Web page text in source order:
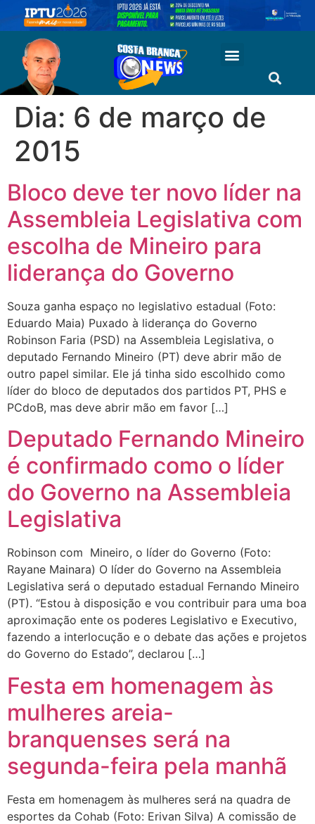
Dia: 6 de março de
2015
Bloco deve ter novo líder na
Assembleia Legislativa com
escolha de Mineiro para
liderança do Governo
Souza ganha espaço no legislativo estadual (Foto:
Eduardo Maia) Puxado à liderança do Governo
Robinson Faria (PSD) na Assembleia Legislativa, o
deputado Fernando Mineiro (PT) deve abrir mão de
outro papel similar. Ele já tinha sido escolhido como
líder do bloco de deputados dos partidos PT, PHS e
PCdoB, mas deve abrir mão em favor […]
Deputado Fernando Mineiro
é confirmado como o líder
do Governo na Assembleia
Legislativa
Robinson com Mineiro, o líder do Governo (Foto:
Rayane Mainara) O líder do Governo na Assembleia
Legislativa será o deputado estadual Fernando Mineiro
(PT). “Estou à disposição e vou contribuir para uma boa
aproximação ente os poderes Legislativo e Executivo,
fazendo a interlocução e o debate das ações e projetos
do Governo do Estado”, declarou […]
Festa em homenagem às
mulheres areia-
branquenses será na
segunda-feira pela manhã
Festa em homenagem às mulheres será na quadra de
esportes da Cohab (Foto: Erivan Silva) A comissão de